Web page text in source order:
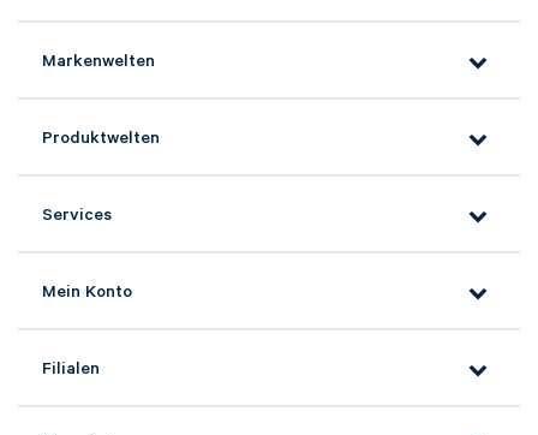
Markenwelten
Produktwelten
Services
Mein Konto
Filialen